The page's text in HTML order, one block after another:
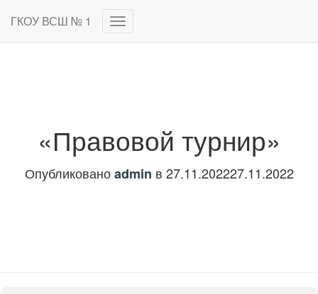
ГКОУ ВСШ № 1
Переключить
навигацию
«Правовой турнир»
Опубликованоadmin в 27.11.202227.11.2022